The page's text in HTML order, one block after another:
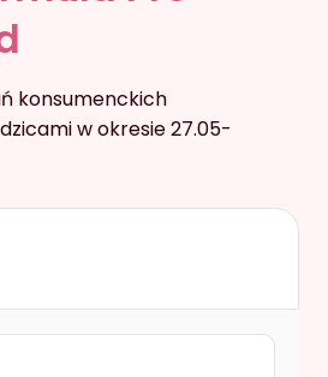
konsumenckich
w okresie 27.05-